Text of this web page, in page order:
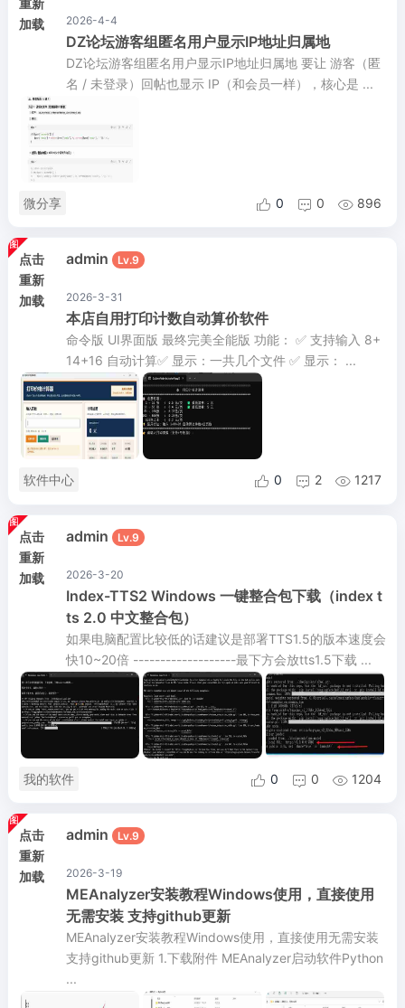
重新
加载
2026-4-4
DZ论坛游客组匿名用户显示IP地址归属地
DZ论坛游客组匿名用户显示IP地址归属地 要让 游客（匿
名 / 未登录）回帖也显示 IP（和会员一样），核心是 ...
微分享  0  0  896
点击
重新
加载
admin Lv.9
2026-3-31
本店自用打印计数自动算价软件
命令版 UI界面版 最终完美全能版 功能： ✅ 支持输入 8+
14+16 自动计算✅ 显示：一共几个文件 ✅ 显示： ...
软件中心  0  2  1217
点击
重新
加载
admin Lv.9
2026-3-20
Index-TTS2 Windows 一键整合包下载（index t
ts 2.0 中文整合包）
如果电脑配置比较低的话建议是部署TTS1.5的版本速度会
快10~20倍 -------------------最下方会放tts1.5下载 ...
我的软件  0  0  1204
点击
重新
加载
admin Lv.9
2026-3-19
MEAnalyzer安装教程Windows使用，直接使用
无需安装 支持github更新
MEAnalyzer安装教程Windows使用，直接使用无需安装
支持github更新 1.下载附件 MEAnalyzer启动软件Python
...